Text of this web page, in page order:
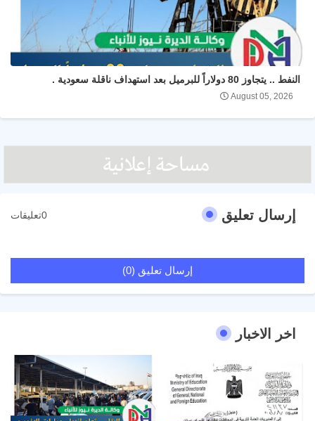
النفط .. يتجاوز 80 دولاراً للبرميل بعد استهداف ناقلة سعودية .
August 05, 2026
إرسال تعليق 0تعليقات
إرسال تعليق (0)
اخر الاخبار